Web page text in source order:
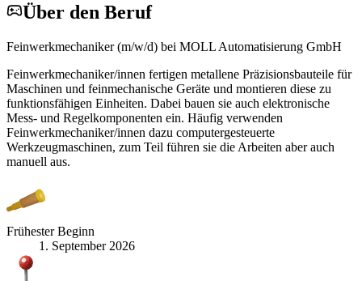
Über den Beruf
Feinwerkmechaniker (m/w/d) bei MOLL Automatisierung GmbH
Feinwerkmechaniker/innen fertigen metallene Präzisionsbauteile für
Maschinen und feinmechanische Geräte und montieren diese zu
funktionsfähigen Einheiten. Dabei bauen sie auch elektronische
Mess- und Regelkomponenten ein. Häufig verwenden
Feinwerkmechaniker/innen dazu computergesteuerte
Werkzeugmaschinen, zum Teil führen sie die Arbeiten aber auch
manuell aus.
Frühester Beginn
1. September 2026